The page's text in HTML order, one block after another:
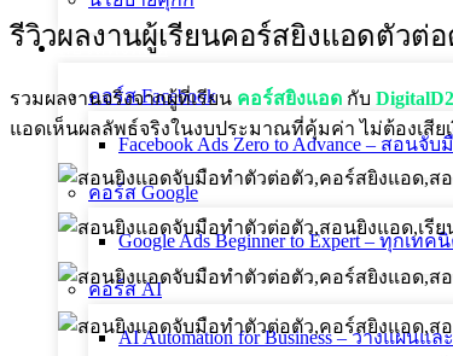
คอร์สทั้งหมด
คอร์ส Facebook
Facebook Ads Zero to Advance – สอนจั
คอร์ส Google
Google Ads Beginner to Expert – ทุกเ
คอร์ส AI
AI Automation for Business – วางแผน
รีวิวผลงานผู้เรียนคอร์สยิงแอดตัวต่
รวมผลงานจริงจากผู้ที่เรียน คอร์สยิงแอด กับ
แอดเห็นผลลัพธ์จริงในงบประมาณที่คุ้มค่า ไม่ต้องเสีย